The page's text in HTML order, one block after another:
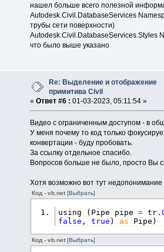
нашел больше всего полезной
Autodesk.Civil.DatabaseServices
трубы сети поверхности)
Autodesk.Civil.DatabaseServices.Styles
что было выше указано
Re: Выделение и отображение
примитива Civil
« Ответ #6 : 01-03-2023, 05:11:54 »
Видео с ограниченным доступом - в
У меня почему то код только
конвертации - буду пробовать.
За ссылку отдельное спасибо.
Вопросов больше не было, просто Вы
Хотя возможно вот тут недопонимание
Код - vb.net [Выбрать]
using ( Pipe pipe = tr.
false , true ) as Pipe )
Код - vb.net [Выбрать]